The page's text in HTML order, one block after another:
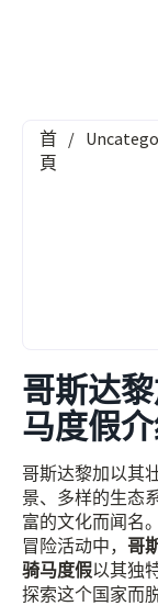
首
頁
/
哥斯达
马度假
哥斯达黎加以其
景、多样的生态
富的文化而闻名
冒险活动中， 哥
骑马度假以其独
探索这个国家而